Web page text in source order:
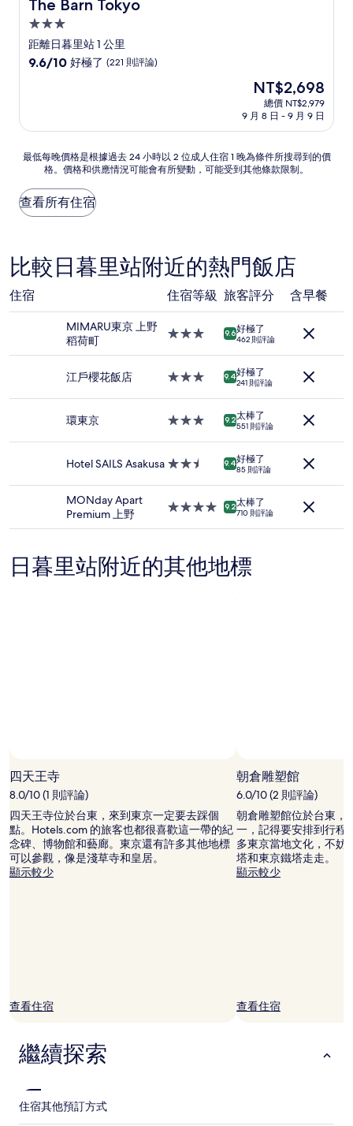
The Barn Tokyo
3.0
星
級
距離日暮里站 1 公里
9.6
分，
極
了，
(221
則
評
9.6/10 好極了 (221 則評論)
現
價
NT$2,698
NT$2,698
總價 NT$2,979
9 月 8 日 - 9 月 9 日
最
晚
價
根
據
去
24
以
成
宿
為
所
尋
到
有
所
變
動，
可
能
受
到
其
最低每晚價格是根據過去 24 小時以 2 位成人住宿 1 晚為條件所搜尋到的價
格。價格和供應情況可能會有所變動，可能受到其他條款限制。
查看所有住宿
比較日暮里站附近的熱門飯店
住宿 住宿等級 旅客評分 含早餐
MIMARU東京 上野
稻荷町
3.0
住
9.6好極了
462 則評論
江戶櫻花飯店
3.0
住
9.4好極了
241 則評論
環東京
3.0
住
9.2太棒了
551 則評論
Hotel SAILS Asakusa 2.5
住
9.4好極了
85 則評論
MONday Apart
Premium 上野
4.0
宿
9.2太棒了
710 則評論
日暮里站附近的其他地標
四天王寺
8.0/10 (1 則評論)
四天王寺位於台東，來到東京一定要去踩個
點。Hotels.com 的旅客也都很喜歡這一帶的紀
念碑、博物館和藝廊。東京還有許多其他地標
可以參觀，像是淺草寺和皇居。
顯示較少
查看住宿
朝倉雕塑館
6.0/10 (2 則評論)
朝倉雕塑館位於台東，
一，記得要安排到行程
多東京當地文化，不妨
塔和東京鐵塔走走。
顯示較少
查看住宿
繼續探索
住宿其他預訂方式